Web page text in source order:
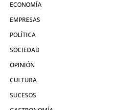
ECONOMÍA
EMPRESAS
POLÍTICA
SOCIEDAD
OPINIÓN
CULTURA
SUCESOS